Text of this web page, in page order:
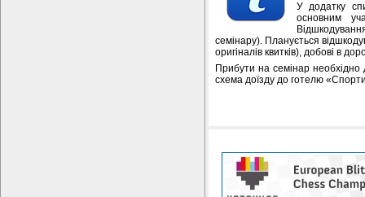
У додатку
основним
семінару). Планується
оригіналів квитків), добові в
Прибути на семінар
схема доїзду до готелю